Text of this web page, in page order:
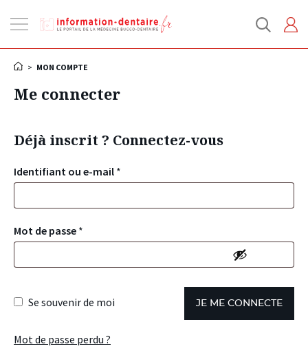
la
> MON COMPTE
Me connecter
Déjà inscrit ? Connectez-vous
Identifiant ou e-mail *
Mot de passe *
Se souvenir de moi JE ME CONNECTE
Mot de passe perdu ?